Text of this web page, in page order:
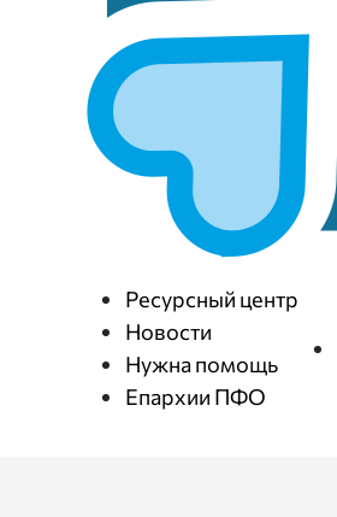
Ресурсный центр
Новости
Нужна помощь
Епархии ПФО